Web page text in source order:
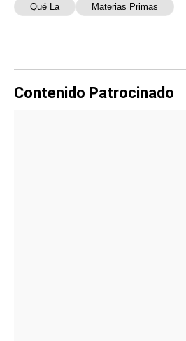
Qué La Materias Primas
Contenido Patrocinado